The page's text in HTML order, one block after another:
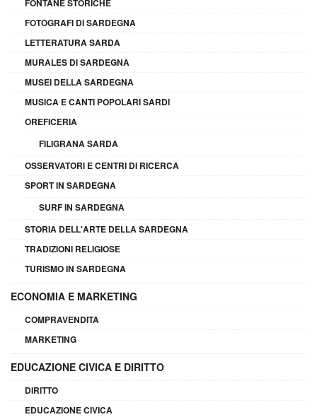
FONTANE STORICHE
FOTOGRAFI DI SARDEGNA
LETTERATURA SARDA
MURALES DI SARDEGNA
MUSEI DELLA SARDEGNA
MUSICA E CANTI POPOLARI SARDI
OREFICERIA
FILIGRANA SARDA
OSSERVATORI E CENTRI DI RICERCA
SPORT IN SARDEGNA
SURF IN SARDEGNA
STORIA DELL'ARTE DELLA SARDEGNA
TRADIZIONI RELIGIOSE
TURISMO IN SARDEGNA
ECONOMIA E MARKETING
COMPRAVENDITA
MARKETING
EDUCAZIONE CIVICA E DIRITTO
DIRITTO
EDUCAZIONE CIVICA